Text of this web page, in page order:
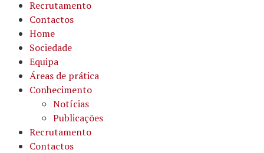
Recrutamento
Contactos
Home
Sociedade
Equipa
Áreas de prática
Conhecimento
Notícias
Publicações
Recrutamento
Contactos